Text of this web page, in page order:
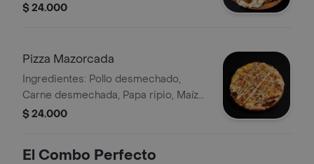
Queso fundido. Tamaño Pizzeta.
$ 24.000
Pizza Mazorcada
Ingredientes: Pollo desmechado,
Carne desmechada, Papa ripio, Maíz
tierno, Salsa de maíz dulce y Queso
$ 24.000
El Combo Perfecto